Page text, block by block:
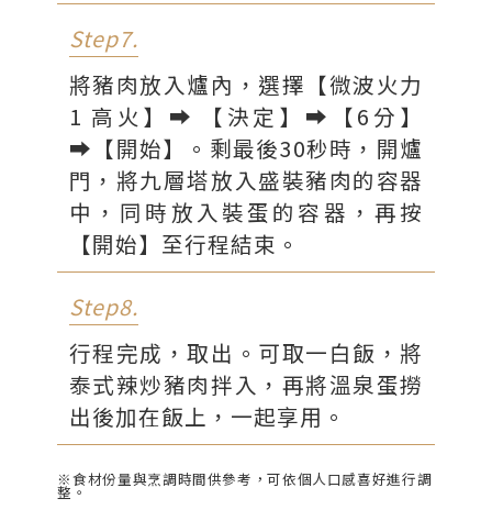
Step7.
將豬肉放入爐內，選擇【微波火力
1 高火】⮕ 【決定】⮕【6分】
⮕【開始】。剩最後30秒時，開爐
門，將九層塔放入盛裝豬肉的容器
中，同時放入裝蛋的容器，再按
【開始】至行程結束。
Step8.
行程完成，取出。可取一白飯，將
泰式辣炒豬肉拌入，再將溫泉蛋撈
出後加在飯上，一起享用。
※食材份量與烹調時間供參考，可依個人口感喜好進行調
整。